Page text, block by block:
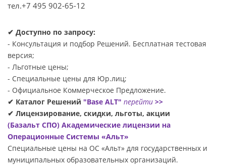
тел.+7 495 902-65-12
✔ Доступно по запросу:
- Консультация и подбор Решений. Бесплатная тестовая
версия;
- Льготные цены;
- Специальные цены для Юр.лиц;
- Официальное Коммерческое Предложение.
✔ Каталог Решений "Base ALT" перейти >>
✔ Лицензирование, скидки, льготы, акции
(Базальт СПО) Академические лицензии на
Операционные Системы «Альт»
Специальные цены на ОС «Альт» для государственных и
муниципальных образовательных организаций.